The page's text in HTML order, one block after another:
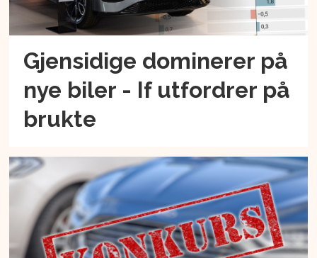
Gjensidige dominerer på
nye biler - If utfordrer på
brukte